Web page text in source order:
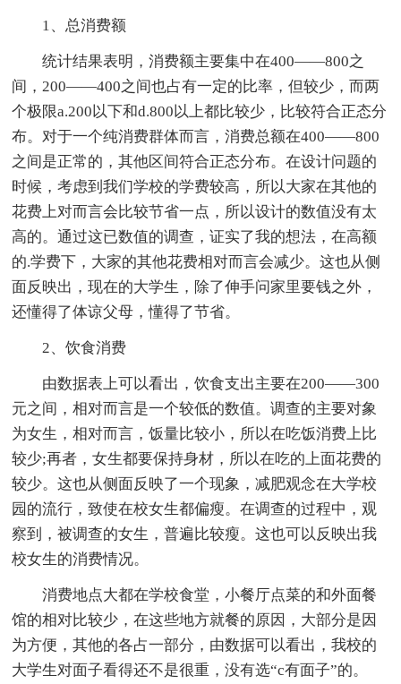
1、总消费额
统计结果表明，消费额主要集中在400——800之
间，200——400之间也占有一定的比率，但较少，而两
个极限a.200以下和d.800以上都比较少，比较符合正态分
布。对于一个纯消费群体而言，消费总额在400——800
之间是正常的，其他区间符合正态分布。在设计问题的
时候，考虑到我们学校的学费较高，所以大家在其他的
花费上对而言会比较节省一点，所以设计的数值没有太
高的。通过这已数值的调查，证实了我的想法，在高额
的.学费下，大家的其他花费相对而言会减少。这也从侧
面反映出，现在的大学生，除了伸手问家里要钱之外，
还懂得了体谅父母，懂得了节省。
2、饮食消费
由数据表上可以看出，饮食支出主要在200——300
元之间，相对而言是一个较低的数值。调查的主要对象
为女生，相对而言，饭量比较小，所以在吃饭消费上比
较少;再者，女生都要保持身材，所以在吃的上面花费的
较少。这也从侧面反映了一个现象，减肥观念在大学校
园的流行，致使在校女生都偏瘦。在调查的过程中，观
察到，被调查的女生，普遍比较瘦。这也可以反映出我
校女生的消费情况。
消费地点大都在学校食堂，小餐厅点菜的和外面餐
馆的相对比较少，在这些地方就餐的原因，大部分是因
为方便，其他的各占一部分，由数据可以看出，我校的
大学生对面子看得还不是很重，没有选“c有面子”的。